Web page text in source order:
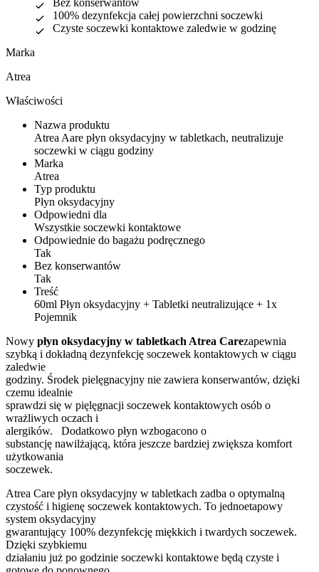
Bez konserwantów
100% dezynfekcja całej powierzchni soczewki
Czyste soczewki kontaktowe zaledwie w godzinę
Marka
Atrea
Właściwości
Nazwa produktu
Atrea Aare płyn oksydacyjny w tabletkach, neutralizuje
soczewki w ciągu godziny
Marka
Atrea
Typ produktu
Płyn oksydacyjny
Odpowiedni dla
Wszystkie soczewki kontaktowe
Odpowiednie do bagażu podręcznego
Tak
Bez konserwantów
Tak
Treść
60ml Płyn oksydacyjny + Tabletki neutralizujące + 1x
Pojemnik
Nowy płyn oksydacyjny w tabletkach Atrea Carezapewnia
szybką i dokładną dezynfekcję soczewek kontaktowych w ciągu
zaledwie
godziny. Środek pielęgnacyjny nie zawiera konserwantów, dzięki
czemu idealnie
sprawdzi się w pięlęgnacji soczewek kontaktowych osób o
wrażliwych oczach i
alergików. Dodatkowo płyn wzbogacono o
substancję nawilżającą, która jeszcze bardziej zwiększa komfort
użytkowania
soczewek.
Atrea Care płyn oksydacyjny w tabletkach zadba o optymalną
czystość i higienę soczewek kontaktowych. To jednoetapowy
system oksydacyjny
gwarantujący 100% dezynfekcję miękkich i twardych soczewek.
Dzięki szybkiemu
działaniu już po godzinie soczewki kontaktowe będą czyste i